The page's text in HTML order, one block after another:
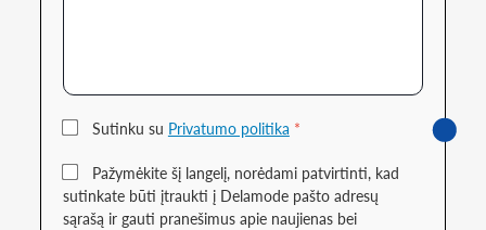
Sutinku su Privatumo politika *
Pažymėkite šį langelį, norėdami patvirtinti, kad
sutinkate būti įtraukti į Delamode pašto adresų
sąrašą ir gauti pranešimus apie naujienas bei